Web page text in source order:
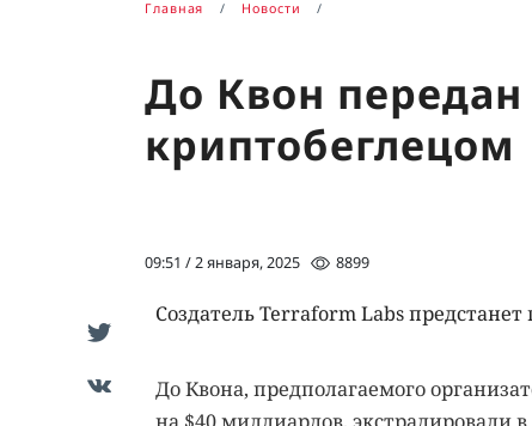
Главная Новости
До Квон
криптобеглецом
09:51 / 2 января, 2025 8899
Создатель Terraform Labs
До Квона, предполагаемого